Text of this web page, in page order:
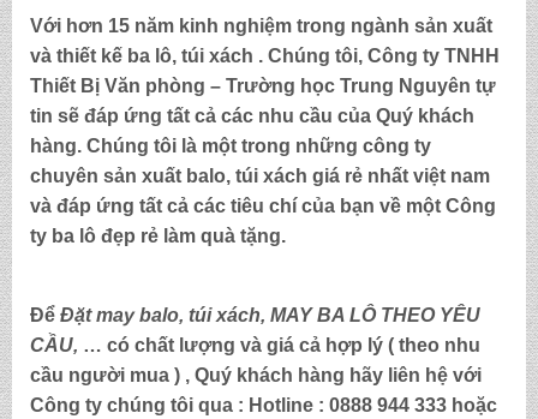
Với hơn 15 năm kinh nghiệm trong ngành sản xuất
và thiết kế ba lô, túi xách . Chúng tôi, Công ty TNHH
Thiết Bị Văn phòng – Trường học Trung Nguyên tự
tin sẽ đáp ứng tất cả các nhu cầu của Quý khách
hàng. Chúng tôi là một trong những công ty
chuyên sản xuất balo, túi xách giá rẻ nhất việt nam
và đáp ứng tất cả các tiêu chí của bạn về một Công
ty ba lô đẹp rẻ làm quà tặng.
Để Đặt may balo, túi xách, MAY BA LÔ THEO YÊU
CẦU, … có chất lượng và giá cả hợp lý ( theo nhu
cầu người mua ) , Quý khách hàng hãy liên hệ với
Công ty chúng tôi qua : Hotline : 0888 944 333hoặc